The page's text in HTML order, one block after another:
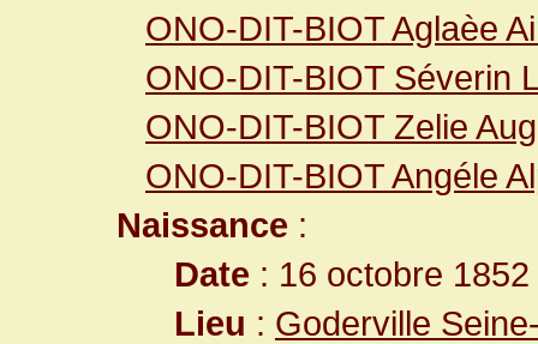
ONO-DIT-BIOT Aglaèe
ONO-DIT-BIOT Séverin
ONO-DIT-BIOT Zelie
ONO-DIT-BIOT Angéle
Naissance :
Date : 16 octobre 1852
Lieu : Goderville